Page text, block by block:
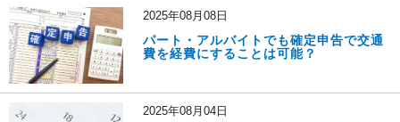
2025年08月08日
パート・アルバイトでも確定申告で交通
費を経費にすることは可能？
2025年08月04日